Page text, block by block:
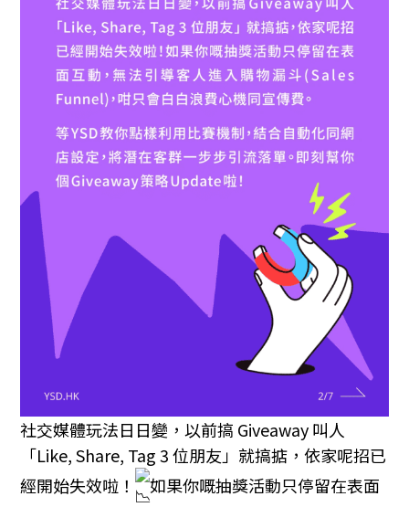
社交媒體玩法日日變，以前搞 Giveaway 叫人
「Like, Share, Tag 3 位朋友」就搞掂，依家呢招已
經開始失效啦！
如果你嘅抽獎活動只停留在表面